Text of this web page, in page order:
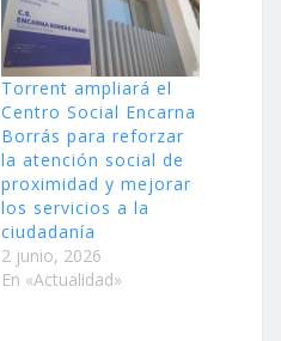
Torrent ampliará el
Centro Social Encarna
Borrás para reforzar
la atención social de
proximidad y mejorar
los servicios a la
ciudadanía
2 junio, 2026
En «Actualidad»